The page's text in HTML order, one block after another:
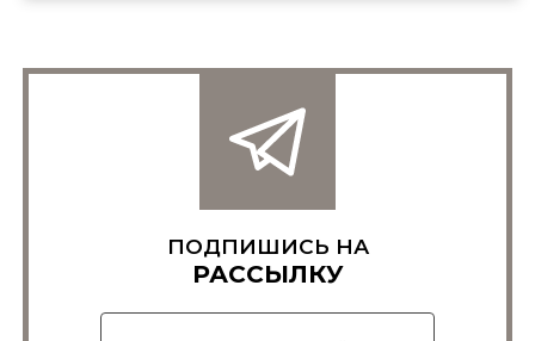
ПОДПИШИСЬ НА
РАССЫЛКУ